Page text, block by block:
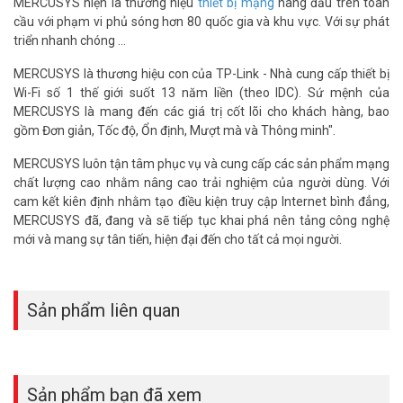
đình mà còn cho cả những hộ kinh doanh hiện nay. Để sở hữu thiết
bị router WiFi Mercusys MW301R chính hãng kèm giá hấp dẫn, bạn
Thông số kỹ thuật bộ phát Wifi Mercusys
MW301R chuẩn N 300Mbps
– Cổng giao tiếp: 2 cổng LAN 10/100Mbps + 1 cổng WAN
10/100Mbps
– Chuẩn Wi-Fi: Wi-Fi 5 (802.11ac)
– Độ mạnh của sóng (các thiết bị mạng): Tốc độ 300mbps ở băng
tần 2.4GHz
– Băng tần sóng: 2.4GHz
– Nút nhấn: Nút RESET
– Trang bị 2 ăng ten 5dB tăng vùng phủ sóng
– Hỗ trợ IPv6
– Dòng điện vào: 5VDC/0.6A
cầu với phạm vi phủ sóng hơn 80 quốc gia và khu vực. Với sự phát
triển nhanh chóng ...
MERCUSYS là thương hiệu con của TP-Link - Nhà cung cấp thiết bị
Wi-Fi số 1 thế giới suốt 13 năm liền (theo IDC). Sứ mệnh của
MERCUSYS là mang đến các giá trị cốt lõi cho khách hàng, bao
gồm Đơn giản, Tốc độ, Ổn định, Mượt mà và Thông minh".
MERCUSYS luôn tận tâm phục vụ và cung cấp các sản phẩm mạng
chất lượng cao nhằm nâng cao trải nghiệm của người dùng. Với
cam kết kiên định nhằm tạo điều kiện truy cập Internet bình đẳng,
MERCUSYS đã, đang và sẽ tiếp tục khai phá nên tảng công nghệ
mới và mang sự tân tiến, hiện đại đến cho tất cả mọi người.
Sản phẩm liên quan
Sản phẩm bạn đã xem